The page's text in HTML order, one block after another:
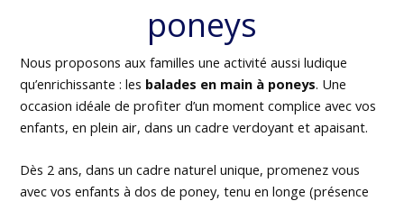
poneys
Nous proposons aux familles une activité aussi ludique
qu’enrichissante : les balades en main à poneys. Une
occasion idéale de profiter d’un moment complice avec vos
enfants, en plein air, dans un cadre verdoyant et apaisant.
Dès 2 ans, dans un cadre naturel unique, promenez vous
avec vos enfants à dos de poney, tenu en longe (présence